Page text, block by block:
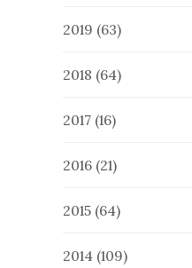
2019 (63)
2018 (64)
2017 (16)
2016 (21)
2015 (64)
2014 (109)